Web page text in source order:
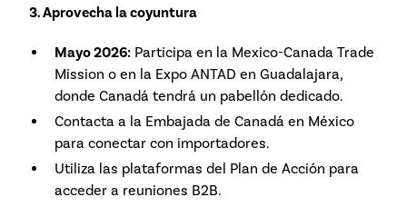
3. Aprovecha la coyuntura
Mayo 2026: Participa en la Mexico-Canada Trade
Mission o en la Expo ANTAD en Guadalajara,
donde Canadá tendrá un pabellón dedicado.
Contacta a la Embajada de Canadá en México
para conectar con importadores.
Utiliza las plataformas del Plan de Acción para
acceder a reuniones B2B.